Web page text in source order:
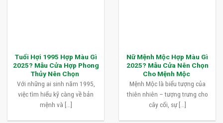
Tuổi Hợi 1995 Hợp Màu Gì
2025? Mẫu Cửa Hợp Phong
Thủy Nên Chọn
Với những ai sinh năm 1995,
việc tìm hiểu kỹ càng về bản
mệnh và [...]
Nữ Mệnh Mộc Hợp Màu Gì
2025? Mẫu Cửa Nên Chọn
Cho Mệnh Mộc
Mệnh Mộc là biểu tượng của
thiên nhiên – tượng trưng cho
cây cối, sự [...]